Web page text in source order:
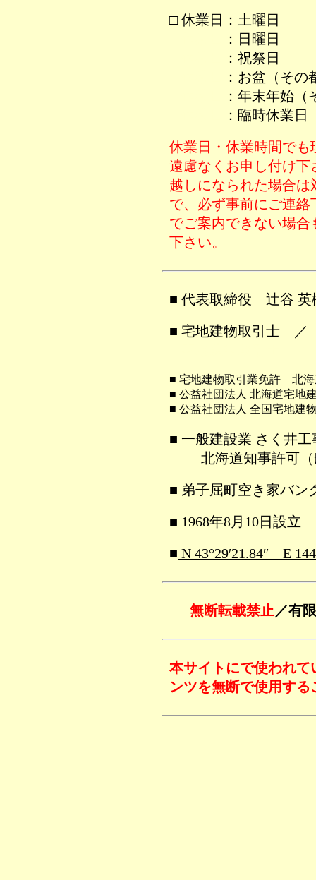
□ 休業日：土曜日
：日曜日
：祝祭日
：お盆（そ
：年末年始
：臨時休業
休業日・休業時間で
遠慮なくお申し付け
越しになられた場合
で、必ず事前にご連
でご案内できない場
下さい。
■ 代表取締役 辻谷 英
■ 宅地建物取引士 ／
■ 宅地建物取引業免許 北海
■ 公益社団法人 北海道宅地
■ 公益社団法人 全国宅地建
■ 一般建設業 さく井工
北海道知事許可（
■ 弟子屈町空き家バン
■ 1968年8月10日設立
■ N 43°29′21.84″ E
無断転載禁止 ／有
本サイトにで使われ
ンツを無断で使用す